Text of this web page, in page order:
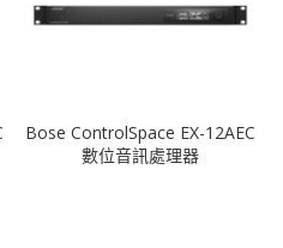
Bose ControlSpace EX-12AEC
數位音訊處理器